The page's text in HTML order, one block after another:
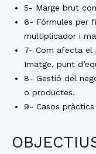
5- Marge brut
6- Fórmules per
multiplicador i
7- Com afecta el
Imatge, punt
8- Gestió del
o productes.
9- Casos pràctics